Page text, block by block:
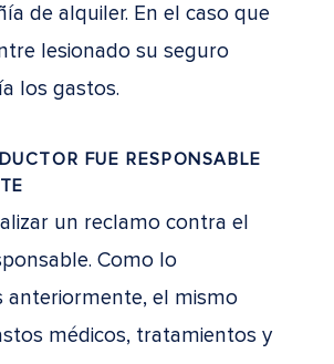
de alquiler. En el caso que
lesionado su seguro
los gastos.
FUE RESPONSABLE
un reclamo contra el
Como lo
anteriormente, el mismo
médicos, tratamientos y